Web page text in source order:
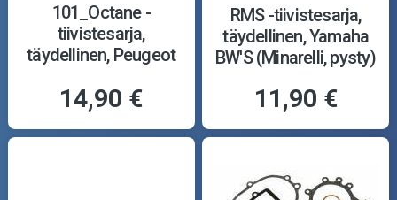
101_Octane -
tiivistesarja,
täydellinen, Peugeot
vesi)
14,90 €
RMS -tiivistesarja,
täydellinen, Yamaha
BW'S (Minarelli, pysty)
11,90 €